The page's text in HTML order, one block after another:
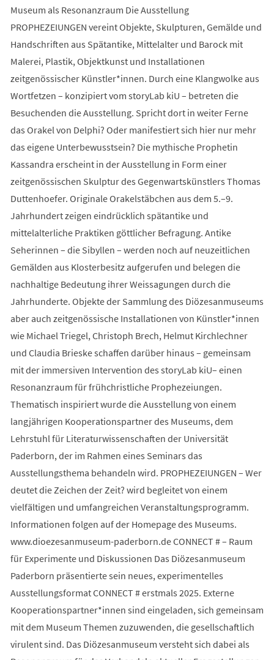
Museum als Resonanzraum Die Ausstellung
PROPHEZEIUNGEN vereint Objekte, Skulpturen, Gemälde und
Handschriften aus Spätantike, Mittelalter und Barock mit
Malerei, Plastik, Objektkunst und Installationen
zeitgenössischer Künstler*innen. Durch eine Klangwolke aus
Wortfetzen – konzipiert vom storyLab kiU – betreten die
Besuchenden die Ausstellung. Spricht dort in weiter Ferne
das Orakel von Delphi? Oder manifestiert sich hier nur mehr
das eigene Unterbewusstsein? Die mythische Prophetin
Kassandra erscheint in der Ausstellung in Form einer
zeitgenössischen Skulptur des Gegenwartskünstlers Thomas
Duttenhoefer. Originale Orakelstäbchen aus dem 5.–9.
Jahrhundert zeigen eindrücklich spätantike und
mittelalterliche Praktiken göttlicher Befragung. Antike
Seherinnen – die Sibyllen – werden noch auf neuzeitlichen
Gemälden aus Klosterbesitz aufgerufen und belegen die
nachhaltige Bedeutung ihrer Weissagungen durch die
Jahrhunderte. Objekte der Sammlung des Diözesanmuseums
aber auch zeitgenössische Installationen von Künstler*innen
wie Michael Triegel, Christoph Brech, Helmut Kirchlechner
und Claudia Brieske schaffen darüber hinaus – gemeinsam
mit der immersiven Intervention des storyLab kiU– einen
Resonanzraum für frühchristliche Prophezeiungen.
Thematisch inspiriert wurde die Ausstellung von einem
langjährigen Kooperationspartner des Museums, dem
Lehrstuhl für Literaturwissenschaften der Universität
Paderborn, der im Rahmen eines Seminars das
Ausstellungsthema behandeln wird. PROPHEZEIUNGEN – Wer
deutet die Zeichen der Zeit? wird begleitet von einem
vielfältigen und umfangreichen Veranstaltungsprogramm.
Informationen folgen auf der Homepage des Museums.
www.dioezesanmuseum-paderborn.de CONNECT # – Raum
für Experimente und Diskussionen Das Diözesanmuseum
Paderborn präsentierte sein neues, experimentelles
Ausstellungsformat CONNECT # erstmals 2025. Externe
Kooperationspartner*innen sind eingeladen, sich gemeinsam
mit dem Museum Themen zuzuwenden, die gesellschaftlich
virulent sind. Das Diözesanmuseum versteht sich dabei als